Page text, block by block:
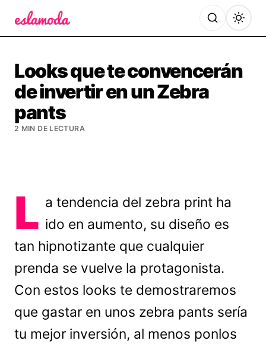
Looks que te convencerán
de invertir en un Zebra
pants
2 MIN DE LECTURA
L a tendencia del zebra print ha
ido en aumento, su diseño es
tan hipnotizante que cualquier
prenda se vuelve la protagonista.
Con estos looks te demostraremos
que gastar en unos zebra pants sería
tu mejor inversión, al menos ponlos